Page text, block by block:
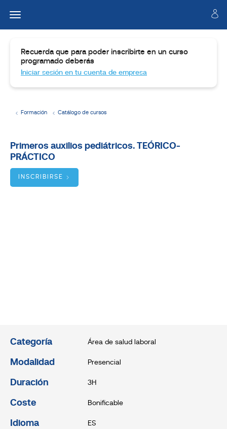
Formación Catálogo de cursos
Dirigido
a
Objetivos
Recuerda que para poder inscribirte en un curso
programado deberás
Iniciar sesión en tu cuenta de empresa
Primeros auxilios pediátricos. TEÓRICO-
PRÁCTICO
INSCRIBIRSE
Categoría Área de salud laboral
Modalidad Presencial
Duración 3H
Coste Bonificable
Idioma ES